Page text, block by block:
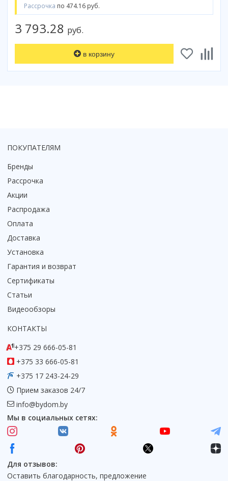
Рассрочка по 474.16 руб.
3 793.28 руб.
в корзину
ПОКУПАТЕЛЯМ
Бренды
Рассрочка
Акции
Распродажа
Оплата
Доставка
Установка
Гарантия и возврат
Сертификаты
Статьи
Видеообзоры
КОНТАКТЫ
+375 29 666-05-81
+375 33 666-05-81
+375 17 243-24-29
Прием заказов 24/7
info@bydom.by
Мы в социальных сетях:
Для отзывов:
Оставить благодарность, предложение